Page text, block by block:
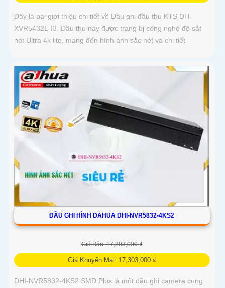
Đây là bài giới thiệu chi tiết về Đầu ghi đầu thu KTS DH-
XVR5432L-I3. Đầu thu này được trang bị công nghệ độ sắt
nét Ultra 4k lite, mang đến hình ảnh sắc nét và chi tiết
ĐẦU GHI HÌNH DAHUA DHI-NVR5832-4KS2
Giá Bán: 17,303,000 ₫
Giá Khuyến Mại: 17,303,000 ₫
DHI-NVR5832-4KS2 SMD Plus là một đầu ghi camera cung